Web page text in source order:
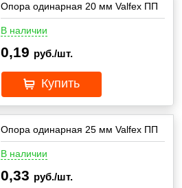
Опора одинарная 20 мм Valfex ПП
В наличии
0,19 руб./шт.
Купить
Опора одинарная 25 мм Valfex ПП
В наличии
0,33 руб./шт.